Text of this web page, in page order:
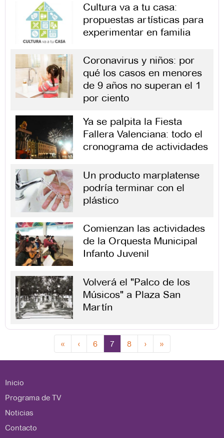
Cultura va a tu casa:
propuestas artísticas para
experimentar en familia
Coronavirus y niños: por
qué los casos en menores
de 9 años no superan el 1
por ciento
Ya se palpita la Fiesta
Fallera Valenciana: todo el
cronograma de actividades
Un producto marplatense
podría terminar con el
plástico
Comienzan las actividades
de la Orquesta Municipal
Infanto Juvenil
Volverá el "Palco de los
Músicos" a Plaza San
Martín
« ‹ 6 7 8 › »
Inicio
Programa de TV
Noticias
Contacto